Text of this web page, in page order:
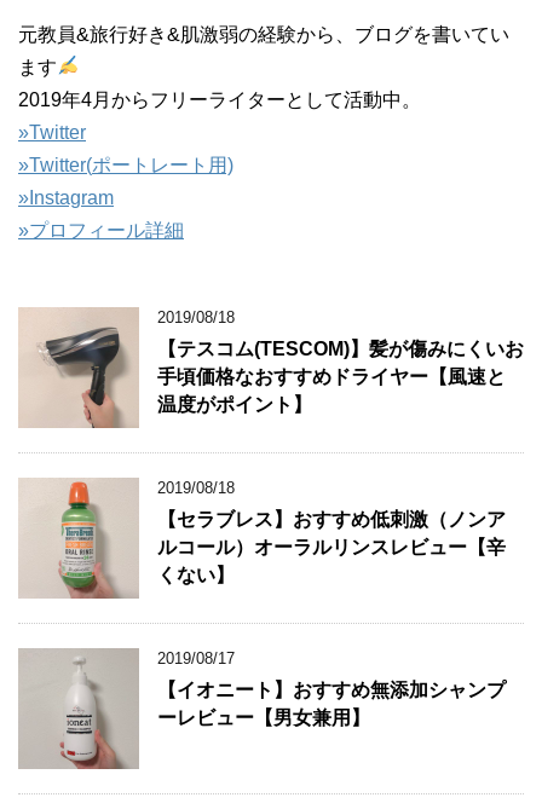
元教員&旅行好き&肌激弱の経験から、ブログを書いてい
ます
2019年4月からフリーライターとして活動中。
»Twitter
»Twitter(ポートレート用)
»Instagram
»プロフィール詳細
2019/08/18
【テスコム(TESCOM)】髪が傷みにくいお
手頃価格なおすすめドライヤー【風速と
温度がポイント】
2019/08/18
【セラブレス】おすすめ低刺激（ノンア
ルコール）オーラルリンスレビュー【辛
くない】
2019/08/17
【イオニート】おすすめ無添加シャンプ
ーレビュー【男女兼用】